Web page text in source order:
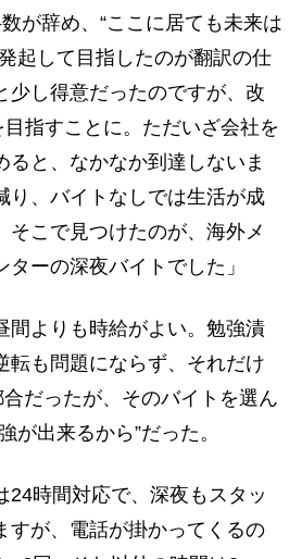
が辞め、“ここに居ても未来は
起して目指したのが翻訳の仕
少し得意だったのですが、改
指すことに。ただいざ会社を
ると、なかなか到達しないま
り、バイトなしでは生活が成
そこで見つけたのが、海外メ
ーの深夜バイトでした」
よりも時給がよい。勉強漬
転も問題にならず、それだけ
だったが、そのバイトを選ん
が出来るから”だった。
24時間対応で、深夜もスタッ
すが、電話が掛かってくるの